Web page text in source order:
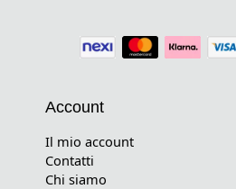
Account
Il mio account
Contatti
Chi siamo